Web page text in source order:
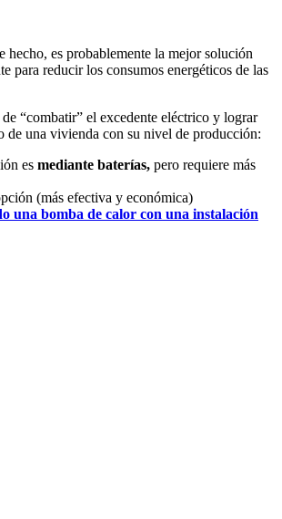
hecho, es probablemente la mejor solución
para reducir los consumos energéticos de las
“combatir” el excedente eléctrico y lograr
de una vivienda con su nivel de producción:
es mediante baterías, pero requiere más
(más efectiva y económica)
una bomba de calor con una instalación